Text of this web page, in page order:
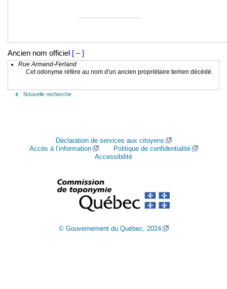
Ancien nom officiel [ – ]
Rue Armand-Ferland
Cet odonyme réfère au nom d'un ancien propriétaire terrien décédé.
Nouvelle recherche
Déclaration de services aux citoyens
Accès à l’information
Politique de confidentialité
Accessibilité
© Gouvernement du Québec, 2024